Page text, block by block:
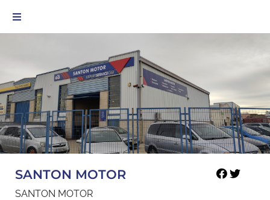
SANTON MOTOR
SANTON MOTOR